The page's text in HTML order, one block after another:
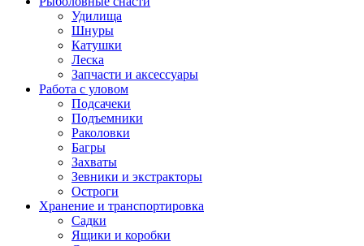
Удилища
Шнуры
Катушки
Леска
Запчасти и аксессуары
Работа с уловом
Подсачеки
Подъемники
Раколовки
Багры
Захваты
Зевники и экстракторы
Остроги
Хранение и транспортировка
Садки
Ящики и коробки